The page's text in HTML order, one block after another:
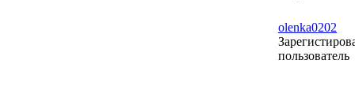
olenka0202
пользователь